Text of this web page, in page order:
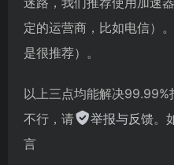
定的运营商，比如电信）
是很推荐）。
以上三点均能解决
不行，请
举报与反馈。
言